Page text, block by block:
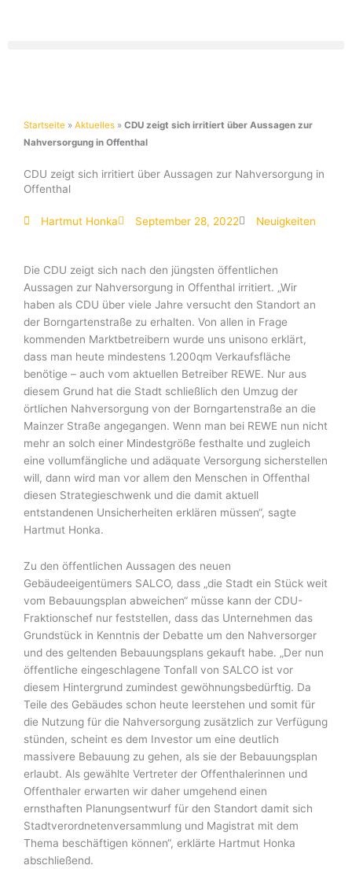
Startseite » Aktuelles » CDU zeigt sich irritiert über Aussagen zur
Nahversorgung in Offenthal
CDU zeigt sich irritiert über Aussagen zur Nahversorgung in
Offenthal
Hartmut Honka September 28, 2022 Neuigkeiten
Die CDU zeigt sich nach den jüngsten öffentlichen
Aussagen zur Nahversorgung in Offenthal irritiert. „Wir
haben als CDU über viele Jahre versucht den Standort an
der Borngartenstraße zu erhalten. Von allen in Frage
kommenden Marktbetreibern wurde uns unisono erklärt,
dass man heute mindestens 1.200qm Verkaufsfläche
benötige – auch vom aktuellen Betreiber REWE. Nur aus
diesem Grund hat die Stadt schließlich den Umzug der
örtlichen Nahversorgung von der Borngartenstraße an die
Mainzer Straße angegangen. Wenn man bei REWE nun nicht
mehr an solch einer Mindestgröße festhalte und zugleich
eine vollumfängliche und adäquate Versorgung sicherstellen
will, dann wird man vor allem den Menschen in Offenthal
diesen Strategieschwenk und die damit aktuell
entstandenen Unsicherheiten erklären müssen“, sagte
Hartmut Honka.
Zu den öffentlichen Aussagen des neuen
Gebäudeeigentümers SALCO, dass „die Stadt ein Stück weit
vom Bebauungsplan abweichen“ müsse kann der CDU-
Fraktionschef nur feststellen, dass das Unternehmen das
Grundstück in Kenntnis der Debatte um den Nahversorger
und des geltenden Bebauungsplans gekauft habe. „Der nun
öffentliche eingeschlagene Tonfall von SALCO ist vor
diesem Hintergrund zumindest gewöhnungsbedürftig. Da
Teile des Gebäudes schon heute leerstehen und somit für
die Nutzung für die Nahversorgung zusätzlich zur Verfügung
stünden, scheint es dem Investor um eine deutlich
massivere Bebauung zu gehen, als sie der Bebauungsplan
erlaubt. Als gewählte Vertreter der Offenthalerinnen und
Offenthaler erwarten wir daher umgehend einen
ernsthaften Planungsentwurf für den Standort damit sich
Stadtverordnetenversammlung und Magistrat mit dem
Thema beschäftigen können“, erklärte Hartmut Honka
abschließend.